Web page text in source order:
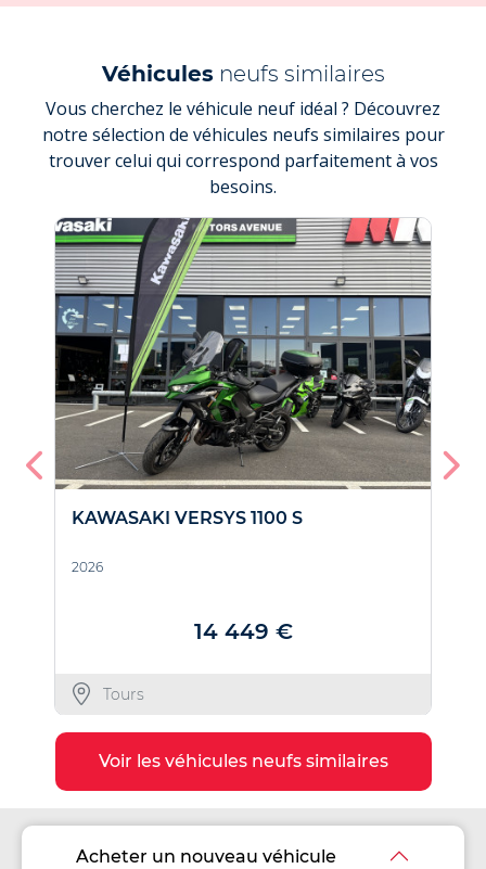
Véhiculesneufs similaires
Vous cherchez le véhicule neuf idéal ? Découvrez
notre sélection de véhicules neufs similaires pour
trouver celui qui correspond parfaitement à vos
besoins.
KAWASAKI VERSYS 1100 S
2026
14 449 €
Tours
Voir les véhicules neufs similaires
Acheter un nouveau véhicule